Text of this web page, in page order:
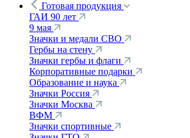
Готовая продукция
ГАИ 90 лет
9 мая
Значки и медали СВО
Гербы на стену
Значки гербы и флаги
Корпоративные подарки
Образование и наука
Значки Россия
Значки Москва
ВФМ
Значки спортивные